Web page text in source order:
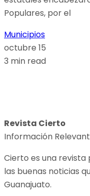
Populares, por el
Municipios
octubre 15
3 min read
Revista Cierto
Información
Cierto es una revista
las buenas noticias
Guanajuato.